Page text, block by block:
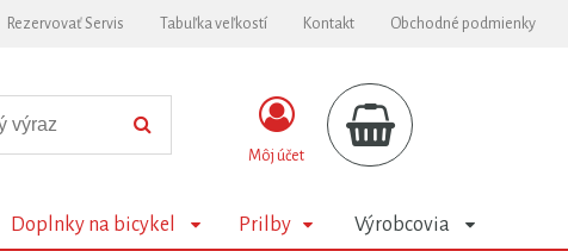
Rezervovať Servis Tabuľka veľkostí Kontakt Obchodné podmienky
Môj účet
Doplnky na bicykel Prilby Výrobcovia